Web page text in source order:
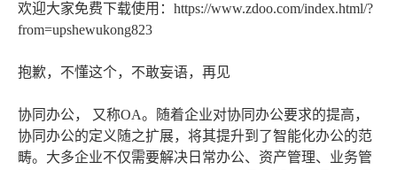
欢迎大家免费下载使用：https://www.zdoo.com/index.html/?
from=upshewukong823
抱歉，不懂这个，不敢妄语，再见
协同办公， 又称OA。随着企业对协同办公要求的提高，
协同办公的定义随之扩展，将其提升到了智能化办公的范
畴。大多企业不仅需要解决日常办公、资产管理、业务管